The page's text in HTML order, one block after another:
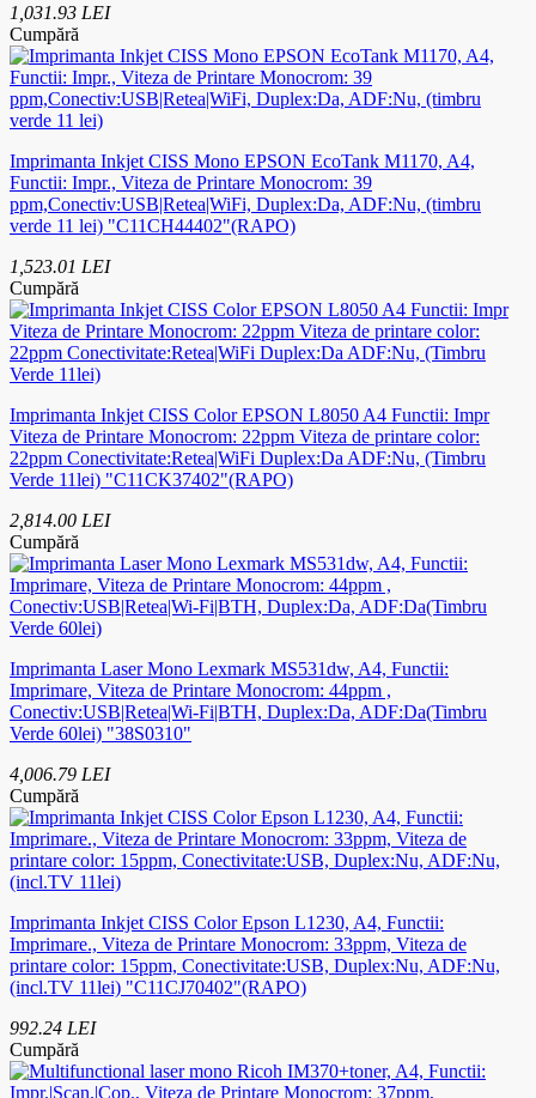
1,031.93 LEI
Cumpără
Imprimanta Inkjet CISS Mono EPSON EcoTank M1170, A4,
Functii: Impr., Viteza de Printare Monocrom: 39
ppm,Conectiv:USB|Retea|WiFi, Duplex:Da, ADF:Nu, (timbru
verde 11 lei) "C11CH44402"(RAPO)
1,523.01 LEI
Cumpără
Imprimanta Inkjet CISS Color EPSON L8050 A4 Functii: Impr
Viteza de Printare Monocrom: 22ppm Viteza de printare color:
22ppm Conectivitate:Retea|WiFi Duplex:Da ADF:Nu, (Timbru
Verde 11lei) "C11CK37402"(RAPO)
2,814.00 LEI
Cumpără
Imprimanta Laser Mono Lexmark MS531dw, A4, Functii:
Imprimare, Viteza de Printare Monocrom: 44ppm ,
Conectiv:USB|Retea|Wi-Fi|BTH, Duplex:Da, ADF:Da(Timbru
Verde 60lei) "38S0310"
4,006.79 LEI
Cumpără
Imprimanta Inkjet CISS Color Epson L1230, A4, Functii:
Imprimare., Viteza de Printare Monocrom: 33ppm, Viteza de
printare color: 15ppm, Conectivitate:USB, Duplex:Nu, ADF:Nu,
(incl.TV 11lei) "C11CJ70402"(RAPO)
992.24 LEI
Cumpără